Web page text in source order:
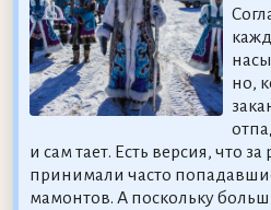
но,
и сам тает. Есть версия, что
принимали часто
мамонтов. А поскольку